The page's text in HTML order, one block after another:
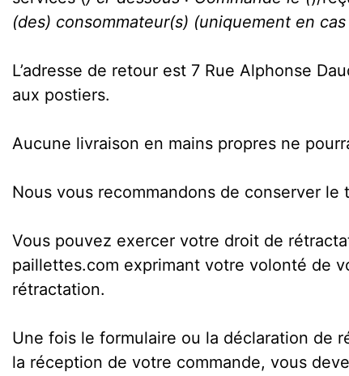
(des) consommateur(s) (uniquement en
L’adresse de retour est 7 Rue Alphonse
aux postiers.
Aucune livraison en mains propres ne
Nous vous recommandons de conserver
Vous pouvez exercer votre droit de
paillettes.com exprimant votre volonté de
rétractation.
Une fois le formulaire ou la déclaration de
la réception de votre commande, vous